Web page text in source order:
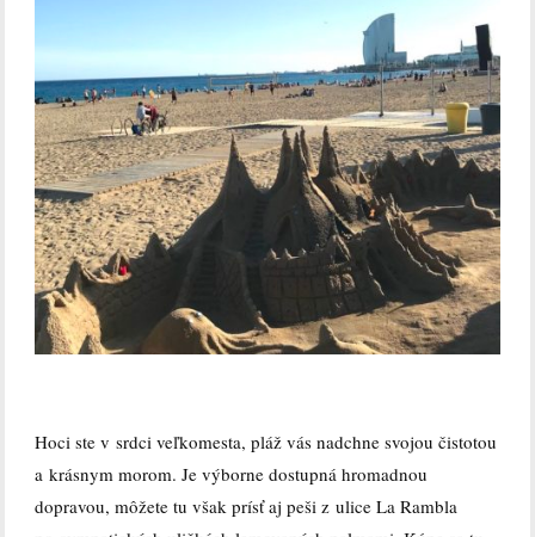
Hoci ste v srdci veľkomesta, pláž vás nadchne svojou čistotou
a krásnym morom. Je výborne dostupná hromadnou
dopravou, môžete tu však prísť aj peši z ulice La Rambla